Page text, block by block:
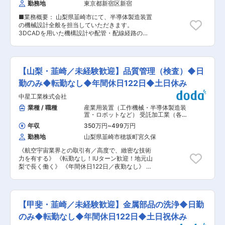
キル研修を実施 ■キャリアパス： カスタム仕様
の製造対応等、作業習得度により専門能力を発揮
頂ける業務を担って頂けます。 専門職としてのス
テップアップにより、製造技能職を目指すか、マ
話合いにより各位のキャリアの方向づけを行って
います。 ■職場の雰囲気・働き方： 中途入社者
土があります。 残業月平均20時間程、年間休日
128日と働きやすい環境です。出張は国内年2〜3
回程ございます。 変更の範囲：会社の定める業務
の企画・開発・販売及び保守に関する業務や、技
術者派遣業務などの事業を展開しています。 社員
の自主性を尊重しており、スマホアプリ開発を熱
望した社員が高評価なアプリ開発に成功し、社内
にスマートアプリデバイスチームが設立されると
いった実績がございます。 ■実績： 飲料メーカ
代理店注文システム、広告代理店向け Web営業
支援システム（SFA）、コールセンター向け
Web情報管理システム、病院向け 病理診断情報
管理システム、ホイール・タイヤ販売店向け 在
庫・売上管理システム、建設会社向け 工事管理
システム、入館カード発行システム、クラウドフ
ァンディングサイト など 変更の範囲：会社の定
める業務
勤務地
東京都新宿区新宿
■業務概要： 山梨県韮崎市にて、半導体製造装置
の機械設計全般を担当していただきます。
3DCADを用いた機構設計や配管・配線経路の設
ます。 ※経験や習熟度に応じて、補助業務からス
タートし、機構設計や配管・配線経路設計などよ
り高度な設計や開発業務へと段階的にチャレンジ
できる環境です。 ■具体的な業務内容： ・半導
体製造装置の機械設計全般 ・3DCADを使用した
機構設計 ・3DCADを使用した配管や配線経路等
の設計 ・経験の薄い方を対象とした機械設計補助
業務や図面訂正等 ■業務の特徴： ・半導体製造
装置の機械設計を通じて、最先端分野のものづく
りに関わることができます。 ・3DCADを活用し
た機構設計や配管、配線経路設計など、幅広い設
計スキルを身につけることができます。 ・経験に
応じて様々な設計や開発業務にチャレンジでき、
若手のスキルアップや経験者の技術力発揮に最適
な環境です。 ■当社について： 当社は、コンピ
ュータシステムの企画・開発・販売及び保守に関
アプリ開発を熱望した社員が高評価なアプリ開発
に成功し、社内にスマートアプリデバイスチーム
が設立されるといった実績がございます。 ■実
【山梨・韮崎／未経験歓迎】品質管理（検査）◆日
勤のみ◆転勤なし◆年間休日122日◆土日休み
中星工業株式会社
業種 / 職種
産業用装置（工作機械・半導体製造装
置・ロボットなど） 受託加工業（各種
加工・表面処理）,
品質保証（機械）
年収 350万円~499万円
勤務地
山梨県韮崎市穂坂町宮久保
《航空宇宙業界との取引有／高度で、緻密な技術
力を有する》 《転勤なし！IUターン歓迎！地元山
梨で長く働く》 《年間休日122日／夜勤なし》 ＼
理由で入社しています。 入社後に研修やOJTを通
じて基礎から学べる環境が整っています。 ■業務
内容： ・金属加工の専門メーカーである当社に
て、金属加工部品の検査業務をご担当いただきま
す。 ・ノギスやマイクロメータなどの測定機器を
【甲斐・韮崎／未経験歓迎】金属部品の洗浄◆日勤
のみ◆転勤なし◆年間休日122日◆土日祝休み